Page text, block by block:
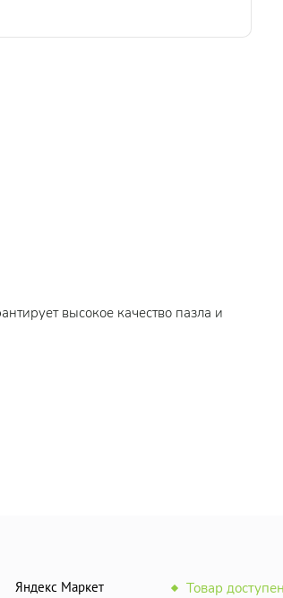
высокое качество пазла и
Яндекс Маркет Товар доступен